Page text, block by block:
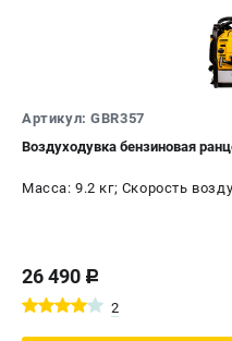
Артикул: GBR357
Воздуходувка бензиновая
Масса: 9.2 кг; Скорость
26 490 c
2